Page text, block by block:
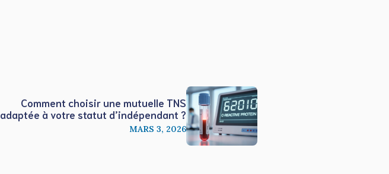
Comment choisir une mutuelle TNS
adaptée à votre statut d’indépendant ?
MARS 3, 2026